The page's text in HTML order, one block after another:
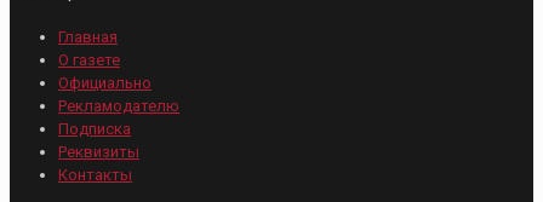
Главная
О газете
Официально
Рекламодателю
Подписка
Реквизиты
Контакты